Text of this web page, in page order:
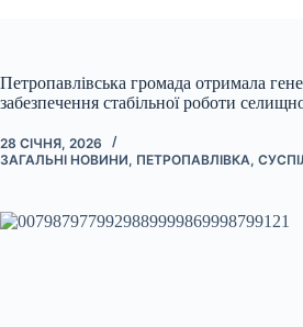
Петропавлівська громада отримала
забезпечення стабільної роботи
28 СІЧНЯ, 2026
ЗАГАЛЬНІ НОВИНИ, ПЕТРОПАВЛІВКА,